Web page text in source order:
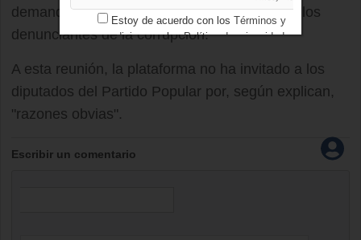
demandas de cara al Ley de protección para los
denunciantes de la corrupción.
A esta reunión, la plataforma no ha invitado a los
diputados del Partido Popular por, según explican,
"razones obvias".
Escribir un comentario
Estoy de acuerdo con los Términos y
condicionesy losPolítica de privacidad